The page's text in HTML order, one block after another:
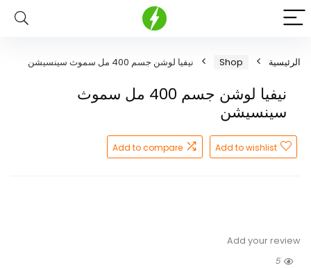
الرئيسية Shop نيفيا لوشن جسم 400 مل سموث سينسيشن
نيفيا لوشن جسم 400 مل سموث
سينسيشن
Add to wishlist
Add to compare
Add your review
5